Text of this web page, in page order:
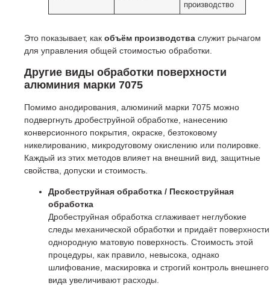
производство
Это показывает, как объём производства служит рычагом
для управления общей стоимостью обработки.
Другие виды обработки поверхности
алюминия марки 7075
Помимо анодирования, алюминий марки 7075 можно
подвергнуть дробеструйной обработке, нанесению
конверсионного покрытия, окраске, безтоковому
никелированию, микродуговому окислению или полировке.
Каждый из этих методов влияет на внешний вид, защитные
свойства, допуски и стоимость.
Дробеструйная обработка / Пескоструйная
обработка
Дробеструйная обработка сглаживает неглубокие
следы механической обработки и придаёт поверхности
однородную матовую поверхность. Стоимость этой
процедуры, как правило, невысока, однако
шлифование, маскировка и строгий контроль внешнего
вида увеличивают расходы.